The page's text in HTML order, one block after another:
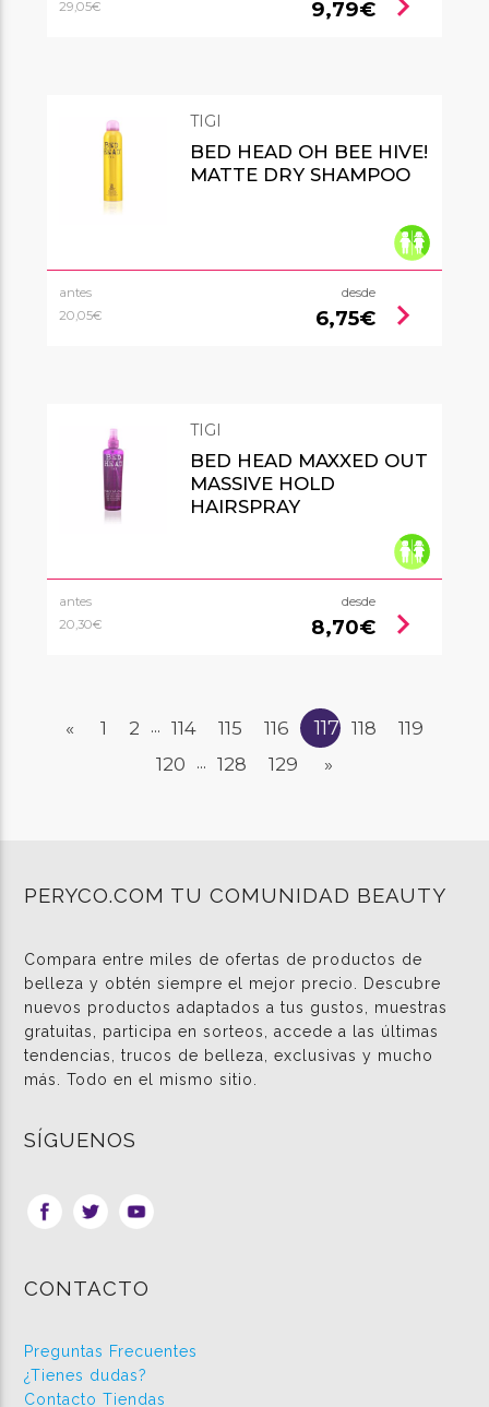
29,05€
9,79€
TIGI
BED HEAD OH BEE HIVE!
MATTE DRY SHAMPOO
antes
20,05€
desde
6,75€ chevron_right
TIGI
BED HEAD MAXXED OUT
MASSIVE HOLD
HAIRSPRAY
antes
20,30€
desde
8,70€ chevron_right
« 1 2 ... 114 115 116 117 118
119
120
... 128 129 »
PERYCO.COM TU COMUNIDAD BEAUTY
Compara entre miles de ofertas de productos de
belleza y obtén siempre el mejor precio. Descubre
nuevos productos adaptados a tus gustos, muestras
gratuitas, participa en sorteos, accede a las últimas
tendencias, trucos de belleza, exclusivas y mucho
más. Todo en el mismo sitio.
SÍGUENOS
CONTACTO
Preguntas Frecuentes
¿Tienes dudas?
Contacto Tiendas